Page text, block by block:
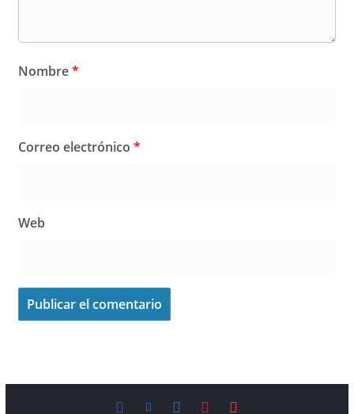
Nombre*
Correo electrónico *
Web